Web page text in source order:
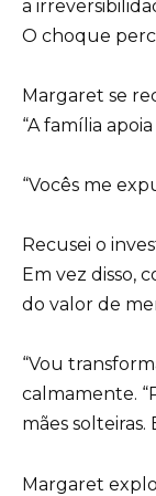
a
O choque
Margaret se
“A família
“Vocês me
Recusei o
Em vez disso,
do valor de
“Vou
calmamente.
mães
Margaret